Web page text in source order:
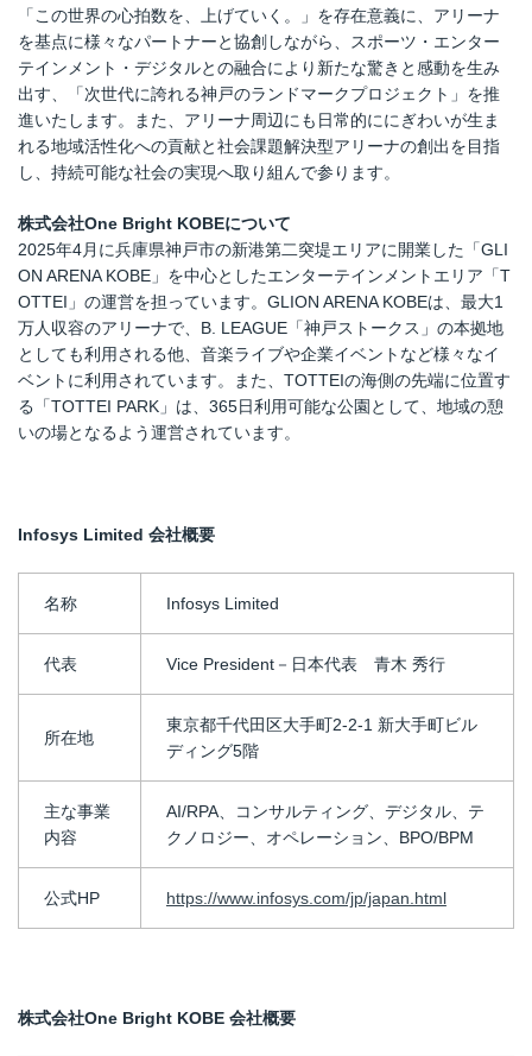
「この世界の心拍数を、上げていく。」を存在意義に、アリーナ
を基点に様々なパートナーと協創しながら、スポーツ・エンター
テインメント・デジタルとの融合により新たな驚きと感動を生み
出す、「次世代に誇れる神戸のランドマークプロジェクト」を推
進いたします。また、アリーナ周辺にも日常的ににぎわいが生ま
れる地域活性化への貢献と社会課題解決型アリーナの創出を目指
し、持続可能な社会の実現へ取り組んで参ります。
株式会社One Bright KOBEについて
2025年4月に兵庫県神戸市の新港第二突堤エリアに開業した「GLI
ON ARENA KOBE」を中心としたエンターテインメントエリア「T
OTTEI」の運営を担っています。GLION ARENA KOBEは、最大1
万人収容のアリーナで、B. LEAGUE「神戸ストークス」の本拠地
としても利用される他、音楽ライブや企業イベントなど様々なイ
ベントに利用されています。また、TOTTEIの海側の先端に位置す
る「TOTTEI PARK」は、365日利用可能な公園として、地域の憩
いの場となるよう運営されています。
Infosys Limited 会社概要
名称 Infosys Limited
代表 Vice President－日本代表 青木 秀行
所在地
東京都千代田区大手町2-2-1 新大手町ビル
ディング5階
主な事業
内容
AI/RPA、コンサルティング、デジタル、テ
クノロジー、オペレーション、BPO/BPM
公式HP https://www.infosys.com/jp/japan.html
株式会社One Bright KOBE 会社概要